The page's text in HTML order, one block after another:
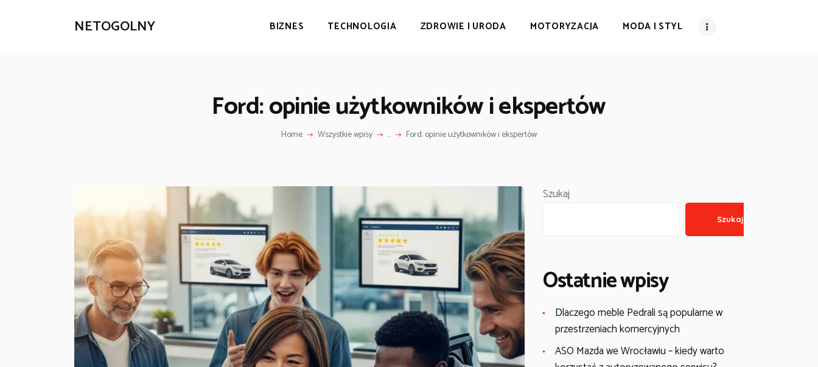
NETOGOLNY BIZNES TECHNOLOGIA ZDROWIE I URODA MOTORYZACJA MODA I STYL
Ford: opinie użytkowników i ekspertów
Home Wszystkie wpisy ... Ford: opinie użytkowników i ekspertów
Szukaj
Szukaj
Ostatnie wpisy
Dlaczego meble Pedrali są popularne w
przestrzeniach komercyjnych
ASO Mazda we Wrocławiu – kiedy warto